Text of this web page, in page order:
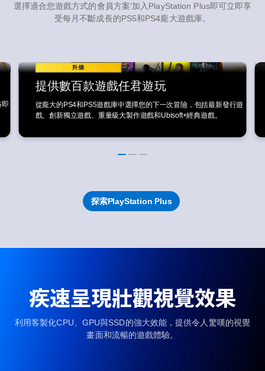
選擇適合您遊戲方式的會員方案2加入PlayStation Plus即可立即享
受每月不斷成長的PS5和PS4龐大遊戲庫。
提供數百款遊戲任君遊玩
從龐大的PS4和PS5遊戲庫中選擇您的下一次冒險，包括最新發行遊
戲、創新獨立遊戲、重量級大製作遊戲和Ubisoft+經典遊戲。
即
探索PlayStation Plus
疾速呈現壯觀視覺效果
利用客製化CPU、GPU與SSD的強大效能，提供令人驚嘆的視覺
畫面和流暢的遊戲體驗。